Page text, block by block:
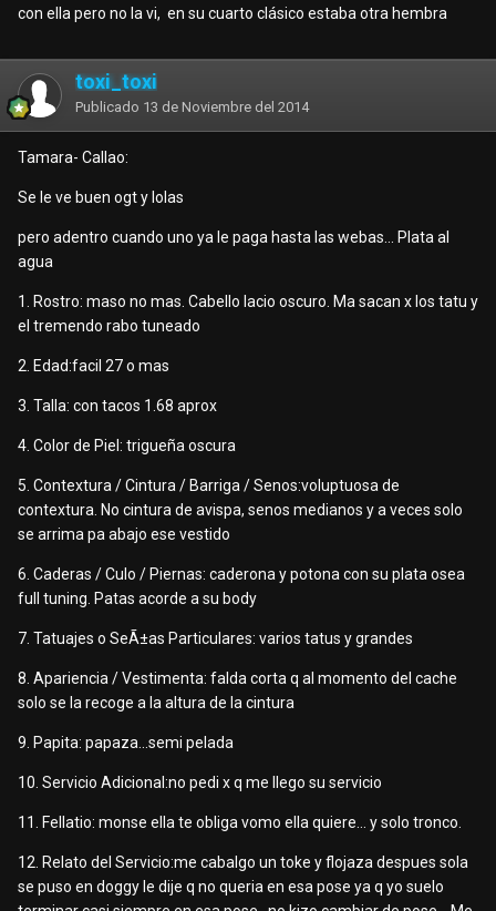
con ella pero no la vi, en su cuarto clásico estaba otra hembra
toxi_toxi
Publicado 13 de Noviembre del 2014
Tamara- Callao:
Se le ve buen ogt y lolas
pero adentro cuando uno ya le paga hasta las webas... Plata al
agua
1. Rostro: maso no mas. Cabello lacio oscuro. Ma sacan x los tatu y
el tremendo rabo tuneado
2. Edad:facil 27 o mas
3. Talla: con tacos 1.68 aprox
4. Color de Piel: trigueña oscura
5. Contextura / Cintura / Barriga / Senos:voluptuosa de
contextura. No cintura de avispa, senos medianos y a veces solo
se arrima pa abajo ese vestido
6. Caderas / Culo / Piernas: caderona y potona con su plata osea
full tuning. Patas acorde a su body
7. Tatuajes o SeÃ±as Particulares: varios tatus y grandes
8. Apariencia / Vestimenta: falda corta q al momento del cache
solo se la recoge a la altura de la cintura
9. Papita: papaza...semi pelada
10. Servicio Adicional:no pedi x q me llego su servicio
11. Fellatio: monse ella te obliga vomo ella quiere... y solo tronco.
12. Relato del Servicio:me cabalgo un toke y flojaza despues sola
se puso en doggy le dije q no queria en esa pose ya q yo suelo